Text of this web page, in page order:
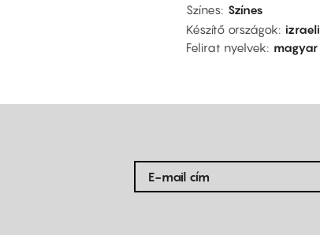
Színes Színes
Készítő országok
izraeli
Felirat nyelvek
magyar